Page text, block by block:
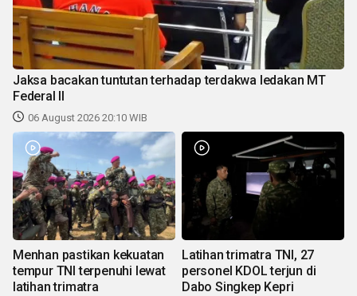
Jaksa bacakan tuntutan terhadap terdakwa ledakan MT
Federal II
06 August 2026 20:10 WIB
Menhan pastikan kekuatan
tempur TNI terpenuhi lewat
latihan trimatra
Latihan trimatra TNI, 27
personel KDOL terjun di
Dabo Singkep Kepri